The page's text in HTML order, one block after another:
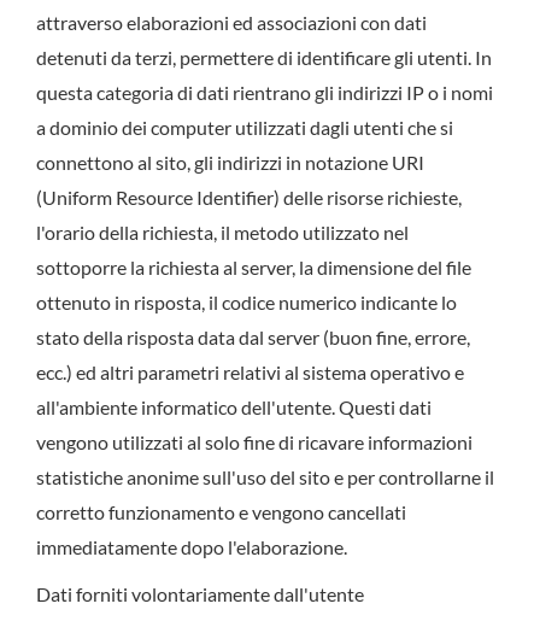
attraverso elaborazioni ed associazioni con dati
detenuti da terzi, permettere di identificare gli utenti. In
questa categoria di dati rientrano gli indirizzi IP o i nomi
a dominio dei computer utilizzati dagli utenti che si
connettono al sito, gli indirizzi in notazione URI
(Uniform Resource Identifier) delle risorse richieste,
l'orario della richiesta, il metodo utilizzato nel
sottoporre la richiesta al server, la dimensione del file
ottenuto in risposta, il codice numerico indicante lo
stato della risposta data dal server (buon fine, errore,
ecc.) ed altri parametri relativi al sistema operativo e
all'ambiente informatico dell'utente. Questi dati
vengono utilizzati al solo fine di ricavare informazioni
statistiche anonime sull'uso del sito e per controllarne il
corretto funzionamento e vengono cancellati
immediatamente dopo l'elaborazione.
Dati forniti volontariamente dall'utente